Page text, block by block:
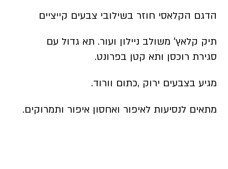
הדגם הקלאסי חוזר בשילובי צבעים קייציים
תיק קלאץ’ משולב ניילון ועור. תא גדול עם
סגירת רוכסן ותא קטן בפרונט.
מגיע בצבעים ירוק ,כתום וורוד.
מתאים לנסיעות לאיפור ואחסון איפור ותמרוקים.